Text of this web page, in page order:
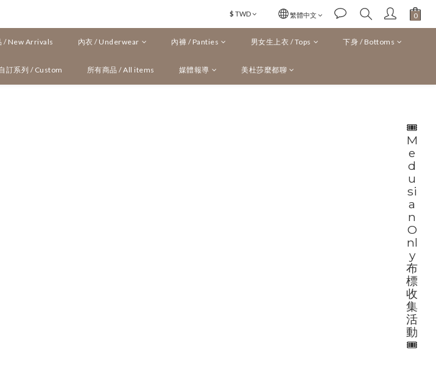
$ TWD 繁體中文
/ New Arrivals 內衣 / Underwear 內褲 / Panties 男女生上衣 / Tops 下身 / Bottoms
訂系列 / Custom 所有商品 / All items 媒體報導 美杜莎麼都聊
🎟
M
e
d
u
si
a
n
O
nl
y
布
標
收
集
活
動
🎟